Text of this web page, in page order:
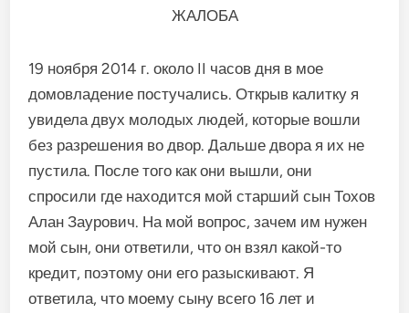
ЖАЛОБА
19 ноября 2014 г. около II часов дня в мое
домовладение постучались. Открыв калитку я
увидела двух молодых людей, которые вошли
без разрешения во двор. Дальше двора я их не
пустила. После того как они вышли, они
спросили где находится мой старший сын Тохов
Алан Заурович. На мой вопрос, зачем им нужен
мой сын, они ответили, что он взял какой-то
кредит, поэтому они его разыскивают. Я
ответила, что моему сыну всего 16 лет и